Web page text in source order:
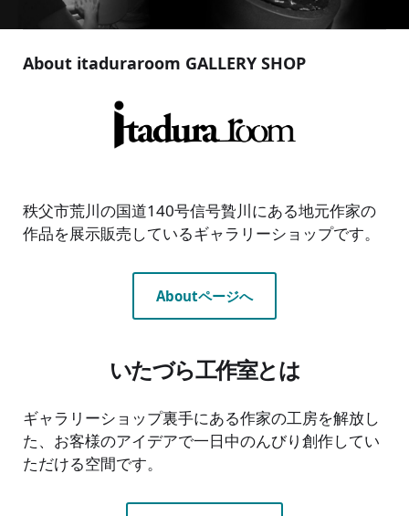
About itaduraroom GALLERY SHOP
秩父市荒川の国道140号信号贄川にある地元作家の
作品を展示販売しているギャラリーショップです。
Aboutページへ
いたづら工作室とは
ギャラリーショップ裏手にある作家の工房を解放し
た、お客様のアイデアで一日中のんびり創作してい
ただける空間です。